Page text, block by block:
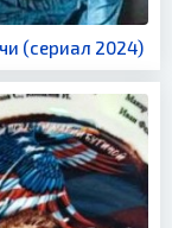
(сериал 2024)